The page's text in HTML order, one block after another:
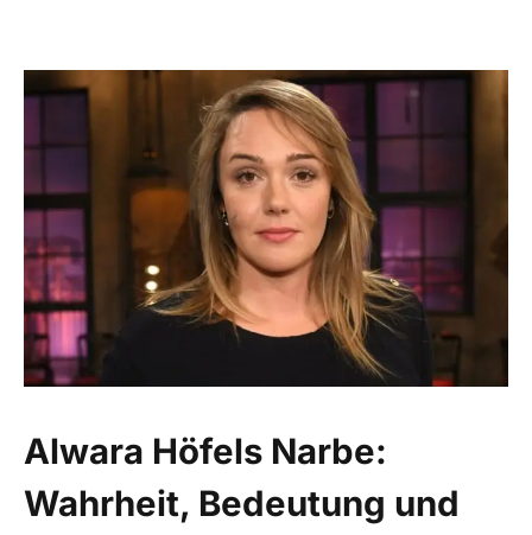
Alwara Höfels Narbe:
Wahrheit, Bedeutung und